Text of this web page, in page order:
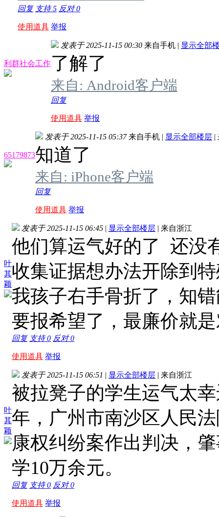
回复 支持5 反对0
使用道具 举报
利群社会工作
发表于 2025-11-15 00:30 来自手机 | 显示全部
了解了
来自: Android客户端
回复
使用道具 举报
65179873
发表于 2025-11-15 05:37 来自手机 | 显示全部楼层 |
知道了
来自: iPhone客户端
回复
使用道具 举报
叶
其
颖
发表于 2025-11-15 06:45 | 显示全部楼层 | 来自浙江
他们算运气好的了 还没
收集证据想办法开除到
我孩子右手骨折了，知
要报希望了，最廉价就
回复 支持0 反对0
使用道具 举报
叶
其
颖
发表于 2025-11-15 06:51 | 显示全部楼层 | 来自浙江
被拉凳子的学生运气太
年，广州市南沙区人民
康权纠纷案作出判决，
学10万余元。
回复 支持0 反对0
使用道具 举报